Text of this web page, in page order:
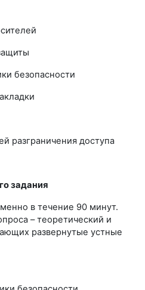
безопасности
разграничения доступа
задания
в течение 90 минут.
– теоретический и
развернутые устные